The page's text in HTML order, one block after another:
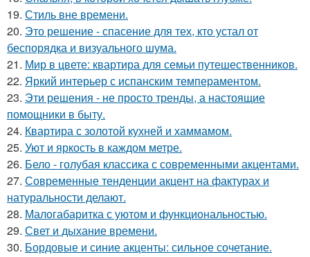
19. Стиль вне времени.
20. Это решение - спасение для тех, кто устал от
беспорядка и визуального шума.
21. Мир в цвете: квартира для семьи путешественников.
22. Яркий интерьер с испанским темпераментом.
23. Эти решения - не просто тренды, а настоящие
помощники в быту.
24. Квартира с золотой кухней и хаммамом.
25. Уют и яркость в каждом метре.
26. Бело - голубая классика с современными акцентами.
27. Современные тенденции акцент на фактурах и
натуральности делают.
28. Малогабаритка с уютом и функциональностью.
29. Свет и дыхание времени.
30. Бордовые и синие акценты: сильное сочетание.